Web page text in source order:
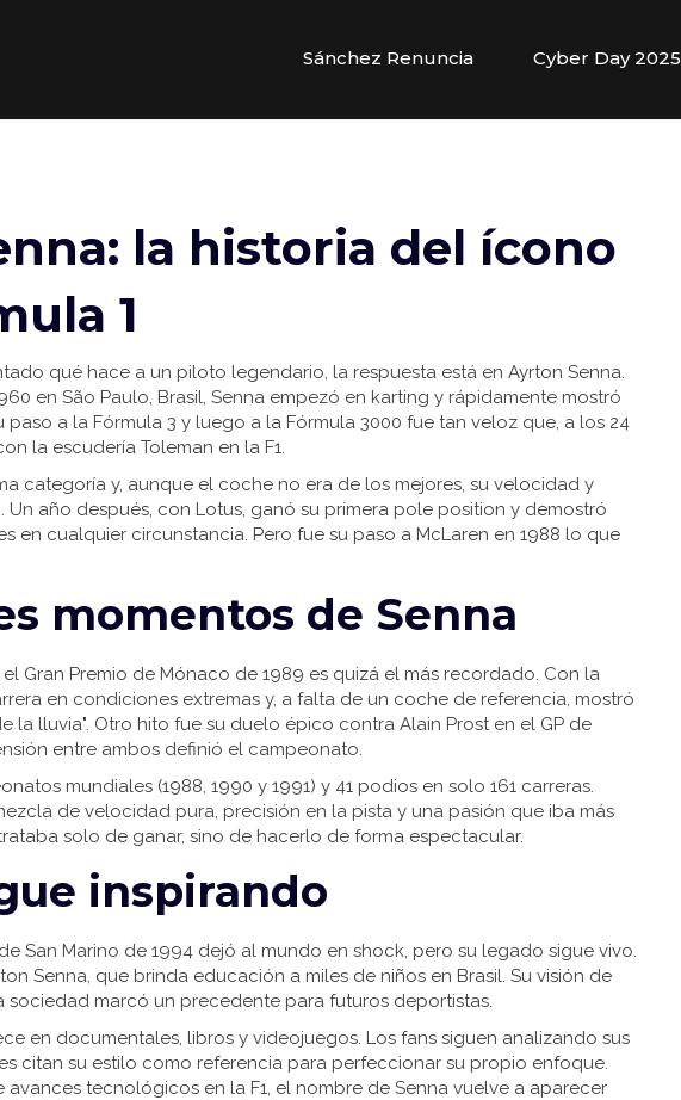
Sánchez Renuncia Cyber Day 2025
la historia del ícono
1
qué hace a un piloto legendario, la respuesta está en Ayrton Senna.
en São Paulo, Brasil, Senna empezó en karting y rápidamente mostró
paso a la Fórmula 3 y luego a la Fórmula 3000 fue tan veloz que, a los 24
la escudería Toleman en la F1.
categoría y, aunque el coche no era de los mejores, su velocidad y
año después, con Lotus, ganó su primera pole position y demostró
en cualquier circunstancia. Pero fue su paso a McLaren en 1988 lo que
momentos de Senna
Gran Premio de Mónaco de 1989 es quizá el más recordado. Con la
en condiciones extremas y, a falta de un coche de referencia, mostró
la lluvia". Otro hito fue su duelo épico contra Alain Prost en el GP de
entre ambos definió el campeonato.
mundiales (1988, 1990 y 1991) y 41 podios en solo 161 carreras.
de velocidad pura, precisión en la pista y una pasión que iba más
solo de ganar, sino de hacerlo de forma espectacular.
inspirando
San Marino de 1994 dejó al mundo en shock, pero su legado sigue vivo.
Senna, que brinda educación a miles de niños en Brasil. Su visión de
sociedad marcó un precedente para futuros deportistas.
en documentales, libros y videojuegos. Los fans siguen analizando sus
citan su estilo como referencia para perfeccionar su propio enfoque.
tecnológicos en la F1, el nombre de Senna vuelve a aparecer